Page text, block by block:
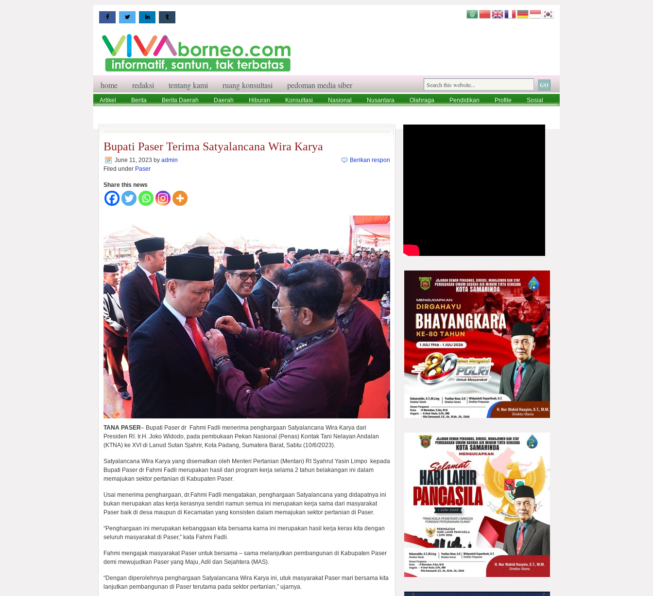
home redaksi tentang kami ruang konsultasi pedoman media siber
Artikel Berita Berita Daerah Daerah Hiburan Konsultasi Nasional Nusantara Olahraga Pendidikan Profile
Sosial
Bupati Paser Terima Satyalancana Wira Karya
June 11, 2023 by admin
Filed under Paser
Berikan respon
Share this news
TANA PASER– Bupati Paser dr Fahmi Fadli menerima penghargaan Satyalancana Wira Karya dari
Presiden RI. Ir.H. Joko Widodo, pada pembukaan Pekan Nasional (Penas) Kontak Tani Nelayan Andalan
(KTNA) ke XVI di Lanud Sutan Sjahrir, Kota Padang, Sumatera Barat, Sabtu (10/6/2023).
Satyalancana Wira Karya yang disematkan oleh Menteri Pertanian (Mentan) RI Syahrul Yasin Limpo kepada
Bupati Paser dr Fahmi Fadli merupakan hasil dari program kerja selama 2 tahun belakangan ini dalam
memajukan sektor pertanian di Kabupaten Paser.
Usai menerima penghargaan, dr.Fahmi Fadli mengatakan, penghargaan Satyalancana yang didapatnya ini
bukan merupakan atas kerja kerasnya sendiri namun semua ini merupakan kerja sama dari masyarakat
Paser baik di desa maupun di Kecamatan yang konsisten dalam memajukan sektor pertanian di Paser.
“Penghargaan ini merupakan kebanggaan kita bersama karna ini merupakan hasil kerja keras kita dengan
seluruh masyarakat di Paser,” kata Fahmi Fadli.
Fahmi mengajak masyarakat Paser untuk bersama – sama melanjutkan pembangunan di Kabupaten Paser
demi mewujudkan Paser yang Maju, Adil dan Sejahtera (MAS).
“Dengan diperolehnya penghargaan Satyalancana Wira Karya ini, utuk masyarakat Paser mari bersama kita
lanjutkan pembangunan di Paser terutama pada sektor pertanian,” ujarnya.